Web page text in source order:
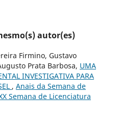
autor(es)
Firmino, Gustavo
Prata Barbosa, UMA
INVESTIGATIVA PARA
, Anais da Semana de
Semana de Licenciatura